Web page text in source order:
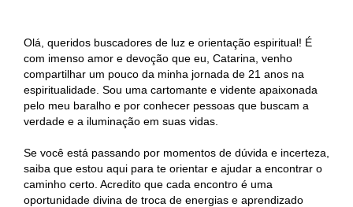
Olá, queridos buscadores de luz e orientação espiritual! É
com imenso amor e devoção que eu, Catarina, venho
compartilhar um pouco da minha jornada de 21 anos na
espiritualidade. Sou uma cartomante e vidente apaixonada
pelo meu baralho e por conhecer pessoas que buscam a
verdade e a iluminação em suas vidas.
Se você está passando por momentos de dúvida e incerteza,
saiba que estou aqui para te orientar e ajudar a encontrar o
caminho certo. Acredito que cada encontro é uma
oportunidade divina de troca de energias e aprendizado